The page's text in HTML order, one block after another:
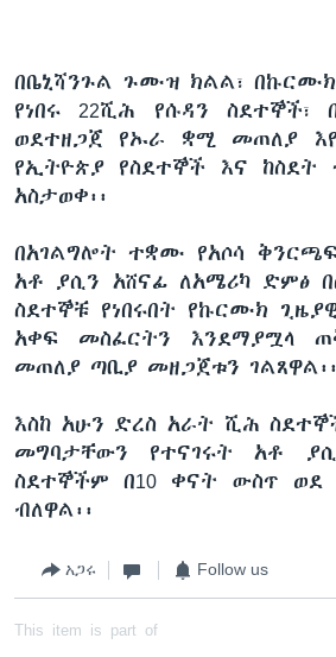
በቤኒሻንጉል ጉሙዝ ክልል፣
የነበሩ 22ሺሕ የሱዳን
ወደተዘጋጀ የኡራ ቋሚ መጠለያ
የኢትዮጵያ የስደተኞች እና ከስደት
አስታወቀ፡፡
በአገልግሎት ተቋሙ የአሶሳ
አቶ ያሲን አሸናፊ ለአሜሪካ ድምፅ
ስደተኞቹ የነበሩበት የኩርሙክ
አቀፍ መስፈርትን እንደማያሟላ
መጠለያ ጣቢያ መዘጋጀቱን ገልጸዋል፡፡
እስከ አሁን ድረስ አራት ሺሕ
መግባታቸውን የተናገሩት አቶ
ስደተኞችም በ10 ቀናት ውስጥ ወደ
ብለዋል፡፡
አጋሩ Follow us
This item is part of